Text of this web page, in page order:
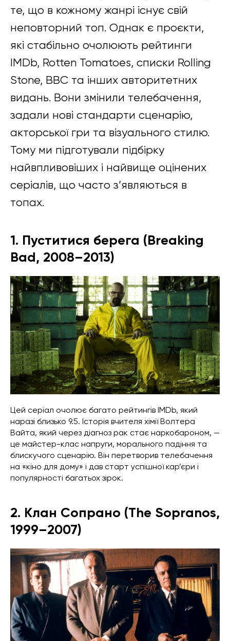
те, що в кожному жанрі існує свій
неповторний топ. Однак є проєкти,
які стабільно очолюють рейтинги
IMDb, Rotten Tomatoes, списки Rolling
Stone, BBC та інших авторитетних
видань. Вони змінили телебачення,
задали нові стандарти сценарію,
акторської гри та візуального стилю.
Тому ми підготували підбірку
найвпливовіших і найвище оцінених
серіалів, що часто з’являються в
топах.
1. Пуститися берега (Breaking
Bad, 2008–2013)
Цей серіал очолює багато рейтингів IMDb, який
наразі близько 9.5. Історія вчителя хімії Волтера
Вайта, який через діагноз рак стає наркобароном, —
це майстер-клас напруги, морального падіння та
блискучого сценарію. Він перетворив телебачення
на «кіно для дому» і дав старт успішної кар’єри і
популярності багатьох зірок.
2. Клан Сопрано (The Sopranos,
1999–2007)